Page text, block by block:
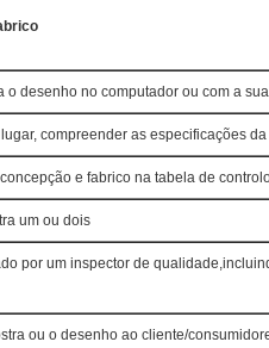
o desenho no computador ou com a
compreender as especificações
e fabrico na tabela de
um ou dois
por um inspector de
ou o desenho ao cliente/